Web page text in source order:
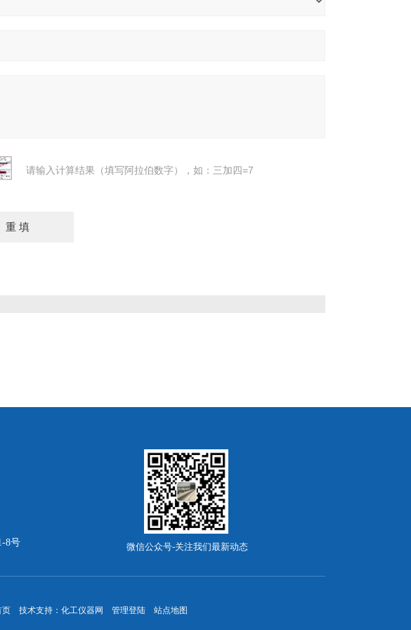
请输入计算结果（填写阿拉伯数字），如：三加四=7
8号 微信公众号-关注我们最新动态
页技术支持： 化工仪器网 管理登陆 站点地图